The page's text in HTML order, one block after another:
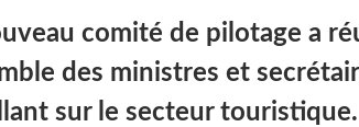
comité de pilotage a
des ministres et
sur le secteur